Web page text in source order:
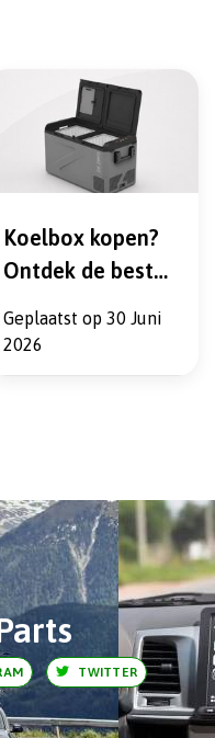
Koelbox kopen?
Ontdek de beste
vakantie,
camping en
Geplaatst op 30 Juni
2026
TWITTER